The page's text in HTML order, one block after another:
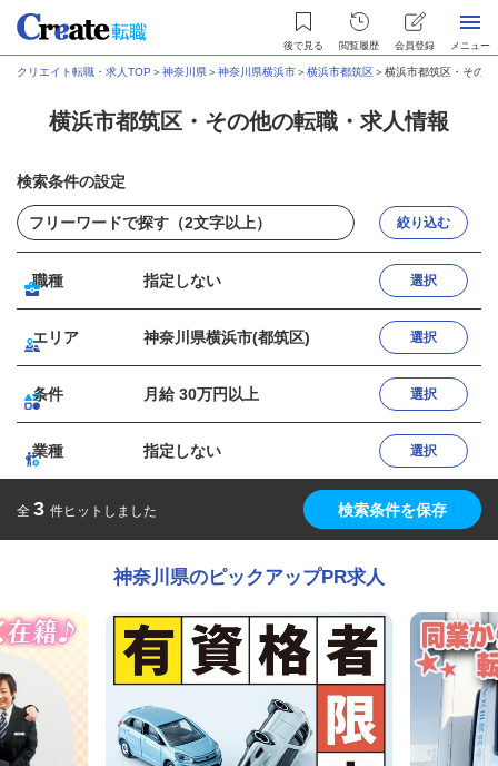
後で見る 閲覧履歴 会員登録 メニュー
クリエイト転職・求人TOP ＞神奈川県＞神奈川県横浜市＞横浜市都筑区＞横浜市都筑区・その
横浜市都筑区・その他の転職・求人情報
検索条件の設定
絞り込む
職種 指定しない 選択
エリア 神奈川県横浜市(都筑区) 選択
条件 月給 30万円以上 選択
業種 指定しない 選択
全 3 件ヒットしました 検索条件を保存
神奈川県のピックアップPR求人